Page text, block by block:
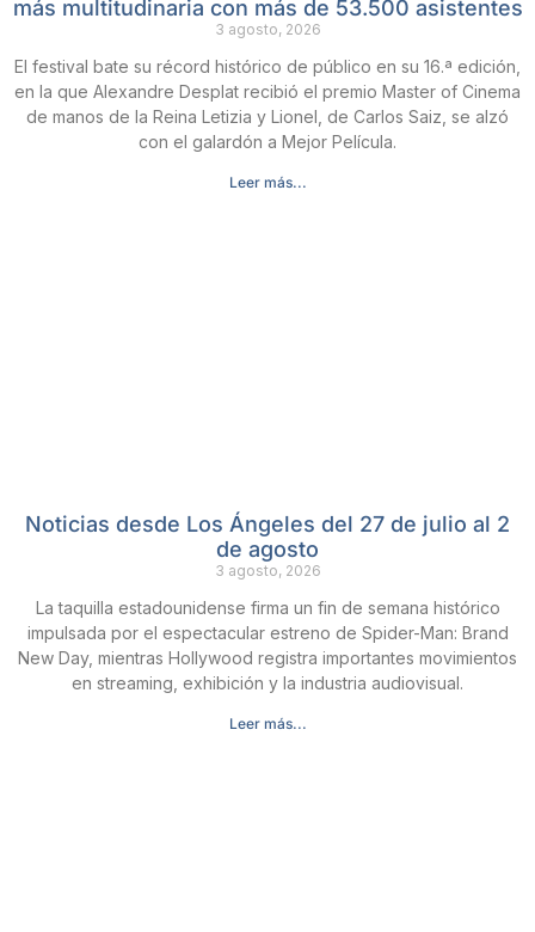
más multitudinaria con más de 53.500 asistentes
3 agosto, 2026
El festival bate su récord histórico de público en su 16.ª edición,
en la que Alexandre Desplat recibió el premio Master of Cinema
de manos de la Reina Letizia y Lionel, de Carlos Saiz, se alzó
con el galardón a Mejor Película.
Leer más...
Noticias desde Los Ángeles del 27 de julio al 2
de agosto
3 agosto, 2026
La taquilla estadounidense firma un fin de semana histórico
impulsada por el espectacular estreno de Spider-Man: Brand
New Day, mientras Hollywood registra importantes movimientos
en streaming, exhibición y la industria audiovisual.
Leer más...